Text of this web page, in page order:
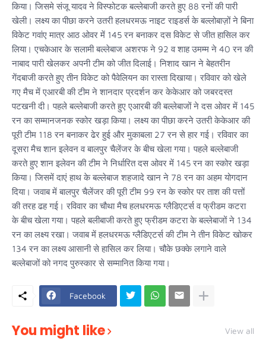
किया। जिसमे संजू यादव ने विस्फोटक बल्लेबाजी करते हुए 88 रनों की पारी
खेली। लक्ष्य का पीछा करने उतरी हलधरमऊ नाइट राइडर्स के बल्लोबाज़ों ने बिना
विकेट गवांए मात्र आठ ओवर में 145 रन बनाकर दस विकेट से जीत हासिल कर
लिया। एचकेआर के सलामी बल्लेबाज अशरफ ने 92 व शाह उमम्म ने 40 रन की
नाबाद पारी खेलकर अपनी टीम को जीत दिलाई। निशाद खान ने बेहतरीन
गेंदबाजी करते हुए तीन विकेट को पैवेलियन का रास्ता दिखाया। रविवार को खेले
गए मैच में एआरबी की टीम ने शानदार प्रदर्शन कर केकेआर को जबरदस्त
पटखनी दी। पहले बल्लेबाजी करते हुए एआरबी की बल्लेबाजों ने दस ओवर में 145
रन का सम्मानजनक स्कोर खड़ा किया। लक्ष्य का पीछा करने उतरी केकेआर की
पूरी टीम 118 रन बनाकर ढेर हुई और मुकाबला 27 रन से हार गई। रविवार का
दूसरा मैच शान इलेवन व बालपुर चैलेंजर के बीच खेला गया। पहले बल्लेबाजी
करते हुए शान इलेवन की टीम ने निर्धारित दस ओवर में 145 रन का स्कोर खड़ा
किया। जिसमें दाएं हाथ के बल्लेबाज शहजादे खान ने 78 रन का अहम योगदान
दिया। जवाब में बालपुर चैलेंजर की पूरी टीम 99 रन के स्कोर पर ताश की पत्तों
की तरह ढह गई। रविवार का चौथा मैच हलधरमऊ ग्लैडिएटर्स व फ्रीडम कटरा
के बीच खेला गया। पहले बलीबाजी करते हुए फ्रीडम कटरा के बल्लेबाजों ने 134
रन का लक्ष्य रखा। जवाब में हलधरमऊ ग्लैडिएटर्स की टीम ने तीन विकेट खोकर
134 रन का लक्ष्य आसानी से हासिल कर लिया। चौके छक्के लगाने वाले
बल्लेबाजों को नगद पुरुस्कार से सम्मानित किया गया।
Facebook
You might like View all